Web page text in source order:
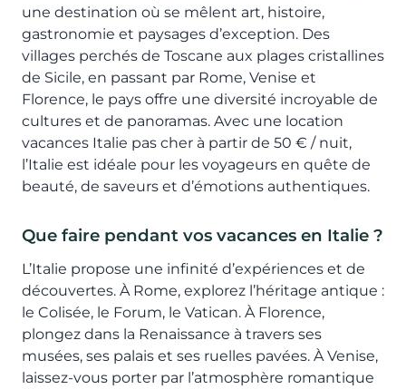
une destination où se mêlent art, histoire,
gastronomie et paysages d’exception. Des
villages perchés de Toscane aux plages cristallines
de Sicile, en passant par Rome, Venise et
Florence, le pays offre une diversité incroyable de
cultures et de panoramas. Avec une location
vacances Italie pas cher à partir de 50 € / nuit,
l’Italie est idéale pour les voyageurs en quête de
beauté, de saveurs et d’émotions authentiques.
Que faire pendant vos vacances en Italie ?
L’Italie propose une infinité d’expériences et de
découvertes. À Rome, explorez l’héritage antique :
le Colisée, le Forum, le Vatican. À Florence,
plongez dans la Renaissance à travers ses
musées, ses palais et ses ruelles pavées. À Venise,
laissez-vous porter par l’atmosphère romantique